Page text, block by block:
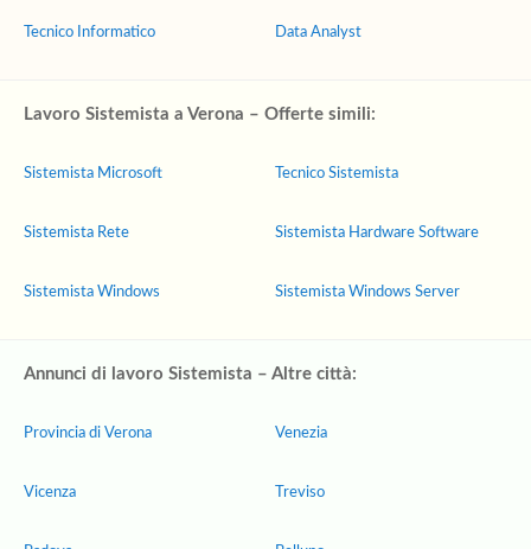
Tecnico Informatico Data Analyst
Lavoro Sistemista a Verona – Offerte simili:
Sistemista Microsoft
Sistemista Rete
Sistemista Windows
Tecnico Sistemista
Sistemista Hardware Software
Sistemista Windows Server
Annunci di lavoro Sistemista – Altre città:
Provincia di Verona
Vicenza
Venezia
Treviso